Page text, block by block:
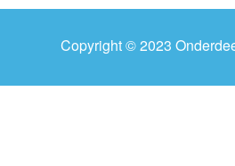
Copyright © 2023